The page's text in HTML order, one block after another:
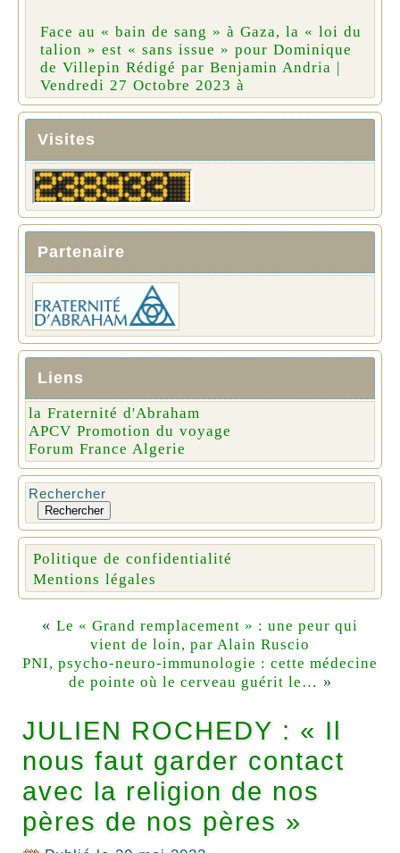
Face au « bain de sang » à Gaza, la « loi du
talion » est « sans issue » pour Dominique
de Villepin Rédigé par Benjamin Andria |
Vendredi 27 Octobre 2023 à
Visites
Partenaire
Liens
la Fraternité d'Abraham
APCV Promotion du voyage
Forum France Algerie
Rechercher
Rechercher
Politique de confidentialité
Mentions légales
« Le « Grand remplacement » : une peur qui
vient de loin, par Alain Ruscio
PNI, psycho-neuro-immunologie : cette médecine
de pointe où le cerveau guérit le… »
JULIEN ROCHEDY : « Il
nous faut garder contact
avec la religion de nos
pères de nos pères »